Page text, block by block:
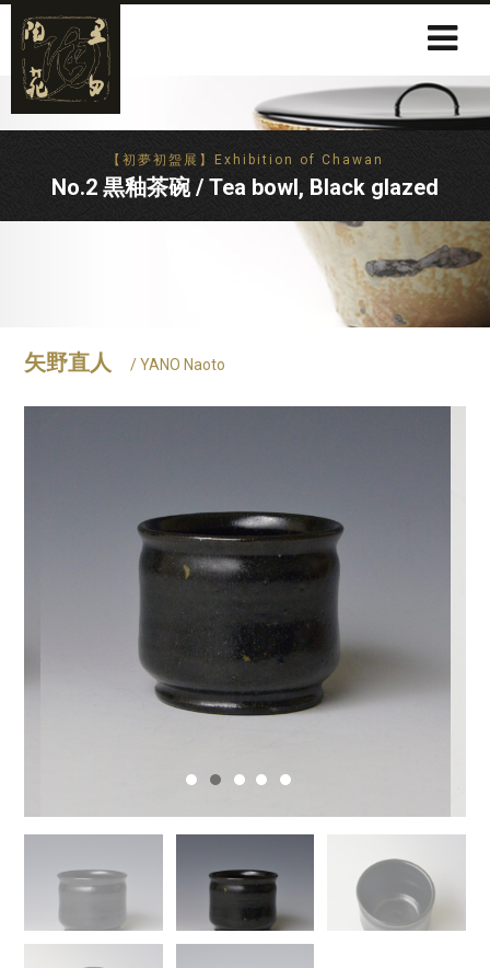
【初夢初盌展】Exhibition of Chawan
No.2 黒釉茶碗 / Tea bowl, Black glazed
矢野直人 / YANO Naoto